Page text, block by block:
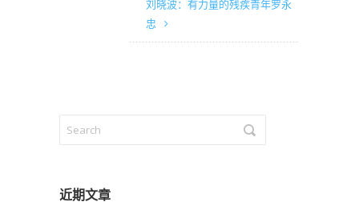
刘晓波：有力量的残疾青年罗永
忠
近期文章